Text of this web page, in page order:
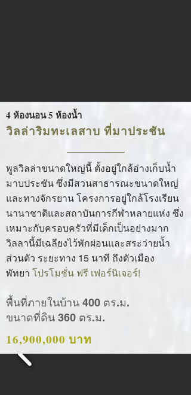
4 ห้องนอน 5 ห้องน้ำ
วิลล่าริมทะเลสาบ ที่มาประชัน
พูลวิลล่าขนาดใหญ่นี้ ตั้งอยู่ใกล้อ่างเก็บน้ำ
มาบประชัน ซึ่งมีสวนสาธารณะขนาดใหญ่
และทางจักรยาน โครงการอยู่ใกล้โรงเรียน
นานาชาติและสถาบันการกีฬาหลายแห่ง ซึ่ง
เหมาะกับครอบครัวที่มีเด็กเป็นอย่างมาก
วิลลานี้มีเฉลียงไว้พักผ่อนและสระว่ายน้ำ
ส่วนตัว ระยะทาง 15 นาที ถึงตัวเมือง
พัทยา โปรโมชั่น ฟรี เฟอร์นิเจอร์!
พื้นที่ภายในบ้าน 400 ตร.ม.
ขนาดที่ดิน 360 ตร.ม.
16,900,000 บาท